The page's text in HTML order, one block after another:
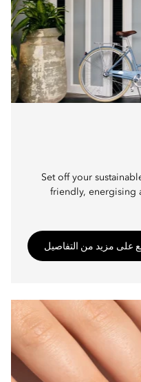
Set off your
friendly, energising
على مزيد من التفاصيل